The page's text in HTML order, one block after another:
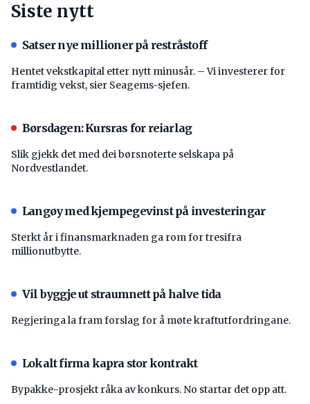
Siste nytt
Satser nye millioner på restråstoff
Hentet vekstkapital etter nytt minusår. – Vi investerer for
framtidig vekst, sier Seagems-sjefen.
Børsdagen: Kursras for reiarlag
Slik gjekk det med dei børsnoterte selskapa på
Nordvestlandet.
Langøy med kjempegevinst på investeringar
Sterkt år i finansmarknaden ga rom for tresifra
millionutbytte.
Vil byggje ut straumnett på halve tida
Regjeringa la fram forslag for å møte kraftutfordringane.
Lokalt firma kapra stor kontrakt
Bypakke-prosjekt råka av konkurs. No startar det opp att.